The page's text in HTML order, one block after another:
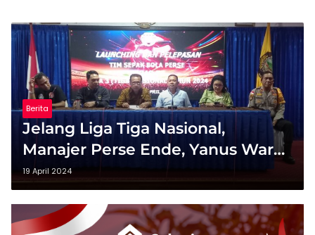
Berita
Jelang Liga Tiga Nasional,
Manajer Perse Ende, Yanus Waro
Optimis Timnya Tembus Liga Dua
19 April 2024